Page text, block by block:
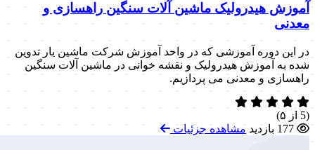
آموزش هیدرولیک ماشین آلات سنگین راهسازی و
معدنی
در این دوره آموزشی که در واحد آموزش شرکت ماشین یار تدوین
شده به آموزش هیدرولیک و نقشه خوانی در ماشین آلات سنگین
راهسازی و معدنی می پردازیم.
(5 از ۵)
177 بازدید
مشاهده جزئیات